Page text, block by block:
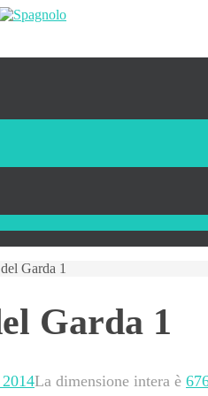
Garda 1
Garda 1
La dimensione intera è